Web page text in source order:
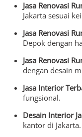
Jasa Renovasi
Jakarta sesuai
Jasa Renovasi
Depok dengan
Jasa Renovasi
dengan desain
Jasa Interior
fungsional.
Desain Interior
kantor di Jakarta.